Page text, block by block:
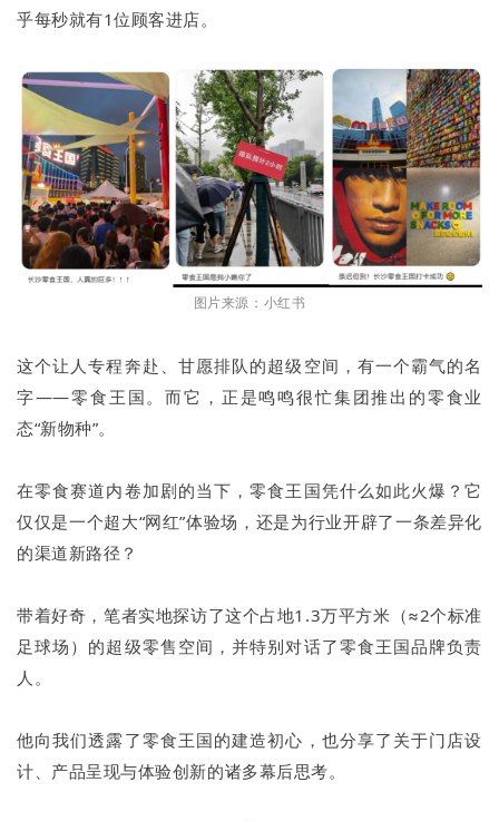
乎每秒就有1位顾客进店。
图片来源：小红书
这个让人专程奔赴、甘愿排队的超级空间，有一个霸气的名
字——零食王国。而它，正是鸣鸣很忙集团推出的零食业
态“新物种”。
在零食赛道内卷加剧的当下，零食王国凭什么如此火爆？它
仅仅是一个超大“网红”体验场，还是为行业开辟了一条差异化
的渠道新路径？
带着好奇，笔者实地探访了这个占地1.3万平方米（≈2个标准
足球场）的超级零售空间，并特别对话了零食王国品牌负责
人。
他向我们透露了零食王国的建造初心，也分享了关于门店设
计、产品呈现与体验创新的诸多幕后思考。